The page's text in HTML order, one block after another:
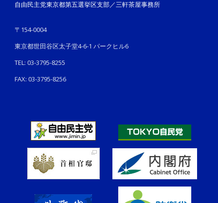
自由民主党東京都第五選挙区支部／三軒茶屋事務所
〒154-0004
東京都世田谷区太子堂4-6-1 パークヒル6
TEL: 03-3795-8255
FAX: 03-3795-8256